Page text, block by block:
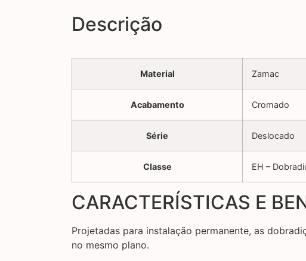
Descrição
Material Zamac
Acabamento Cromado
Série Deslocado
Classe EH –
CARACTERÍSTICAS E
Projetadas para instalação permanente, as
no mesmo plano.